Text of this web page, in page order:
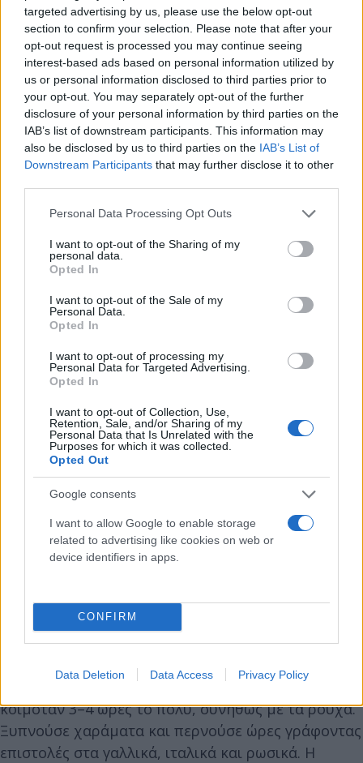
targeted advertising by us, please use the below opt-out
section to confirm your selection. Please note that after your
opt-out request is processed you may continue seeing
interest-based ads based on personal information utilized by
us or personal information disclosed to third parties prior to
your opt-out. You may separately opt-out of the further
disclosure of your personal information by third parties on the
IAB’s list of downstream participants. This information may
also be disclosed by us to third parties on the IAB’s List of
Downstream Participants that may further disclose it to other
Please note that this website/app uses one or more Google
not limited to your visit or usage behaviour. You may click to
grant or deny consent to Google and its third-party tags to
use your data for below specified purposes in below Google
consent section.
Personal Data Processing Opt Outs
I want to opt-out of the Sharing of my
personal data.
Opted In
I want to opt-out of the Sale of my
Personal Data.
Opted In
I want to opt-out of processing my
Personal Data for Targeted Advertising.
Opted In
I want to opt-out of Collection, Use,
Retention, Sale, and/or Sharing of my
Personal Data that Is Unrelated with the
Purposes for which it was collected.
Opted Out
Google consents
I want to allow Google to enable storage
related to advertising like cookies on web or
device identifiers in apps.
CONFIRM
Data Deletion Data Access Privacy Policy
της Πολιτείας».
Eurokinissi (φωτογραφία αρχείου)
Μαρτυρίες συνεργατών του αναφέρουν ότι
κοιμόταν 3–4 ώρες το πολύ, συνήθως με τα ρούχα.
Ξυπνούσε χαράματα και περνούσε ώρες γράφοντας
επιστολές στα γαλλικά, ιταλικά και ρωσικά. Η